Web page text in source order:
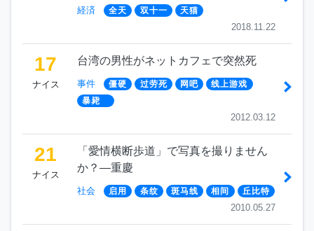
経済 全天 双十一 天猫
2018.11.22
17
ナイス
台湾の男性がネットカフェで突然死
事件 僵硬 过劳死 网吧
线上游戏
暴毙
2012.03.12
21
ナイス
「愛情横断歩道」で写真を撮りません
か？―重慶
社会 启用 条纹 斑马线 相间 丘比特
2010.05.27